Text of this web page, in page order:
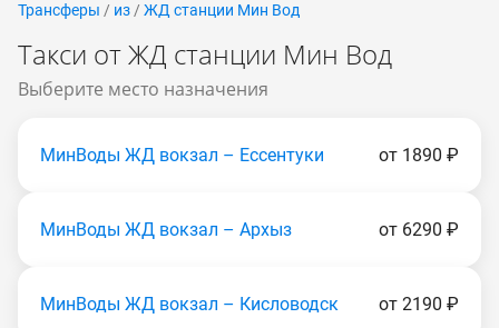
Трансферы / из / ЖД станции Мин Вод
Такси от ЖД станции Мин Вод
Выберите место назначения
МинВоды ЖД вокзал – Ессентуки от 1890 ₽
МинВоды ЖД вокзал – Архыз от 6290 ₽
МинВоды ЖД вокзал – Кисловодск от 2190 ₽